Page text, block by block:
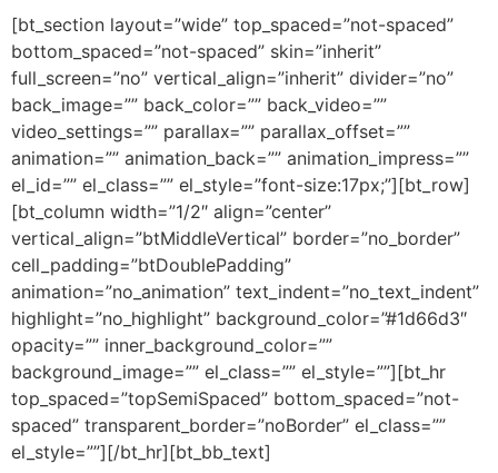
[bt_section layout=”wide” top_spaced=”not-spaced”
bottom_spaced=”not-spaced” skin=”inherit”
full_screen=”no” vertical_align=”inherit” divider=”no”
back_image=”” back_color=”” back_video=””
video_settings=”” parallax=”” parallax_offset=””
animation=”” animation_back=”” animation_impress=””
el_id=”” el_class=”” el_style=”font-size:17px;”][bt_row]
[bt_column width=”1/2″ align=”center”
vertical_align=”btMiddleVertical” border=”no_border”
cell_padding=”btDoublePadding”
animation=”no_animation” text_indent=”no_text_indent”
highlight=”no_highlight” background_color=”#1d66d3″
opacity=”” inner_background_color=””
background_image=”” el_class=”” el_style=””][bt_hr
top_spaced=”topSemiSpaced” bottom_spaced=”not-
spaced” transparent_border=”noBorder” el_class=””
el_style=””][/bt_hr][bt_bb_text]